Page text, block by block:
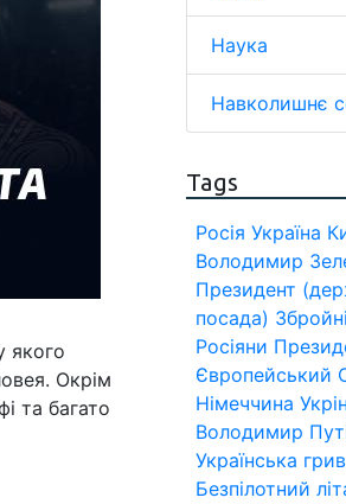
якого
Окрім
та багато
Наука
Навколишнє
Tags
Росія Україна
Володимир
Президент
посада)
Росіяни
Європейський
Німеччина
Володимир
Українська
Безпілотний